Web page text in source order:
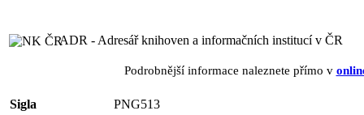
ADR - Adresář knihoven a informačních institucí v ČR
Podrobnější informace naleznete přímo v
Sigla
PNG513